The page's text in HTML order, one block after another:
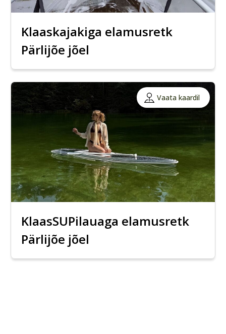
Klaaskajakiga elamusretk
Pärlijõe jõel
Vaata kaardil
KlaasSUPilauaga elamusretk
Pärlijõe jõel